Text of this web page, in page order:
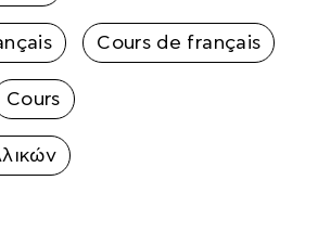
Cours de français
Cours